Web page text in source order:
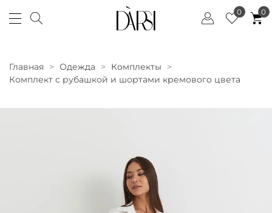
0 0
Главная Одежда
Комплекты
Комплект с рубашкой и шортами кремового цвета